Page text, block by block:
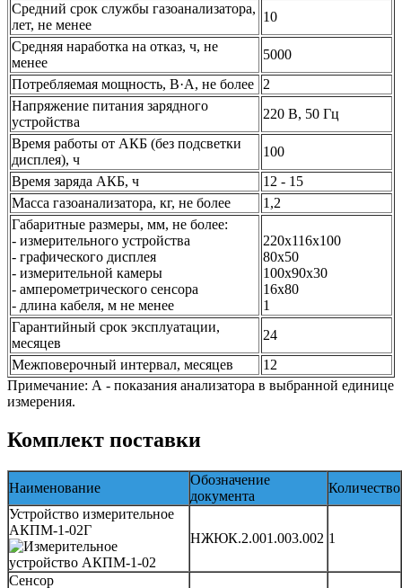
Средний срок службы газоанализатора,
лет, не менее
10
Средняя наработка на отказ, ч, не
менее
5000
Потребляемая мощность, В·A, не более
2
Напряжение питания зарядного
устройства
220 В, 50 Гц
Время работы от АКБ (без подсветки
дисплея), ч
100
Время заряда АКБ, ч
12 - 15
Масса газоанализатора, кг, не более
1,2
Габаритные размеры, мм, не более:
- измерительного устройства
- графического дисплея
- измерительной камеры
- амперометрического сенсора
- длина кабеля, м не менее
220х116х100
80х50
100х90х30
16х80
1
Гарантийный срок эксплуатации,
месяцев
24
Межповерочный интервал, месяцев
12
Примечание: А - показания анализатора в выбранной единице
измерения.
Комплект поставки
Наименование
Обозначение
документа
Количество
Устройство измерительное
АКПМ-1-02Г
НЖЮК.2.001.003.002 1
Сенсор